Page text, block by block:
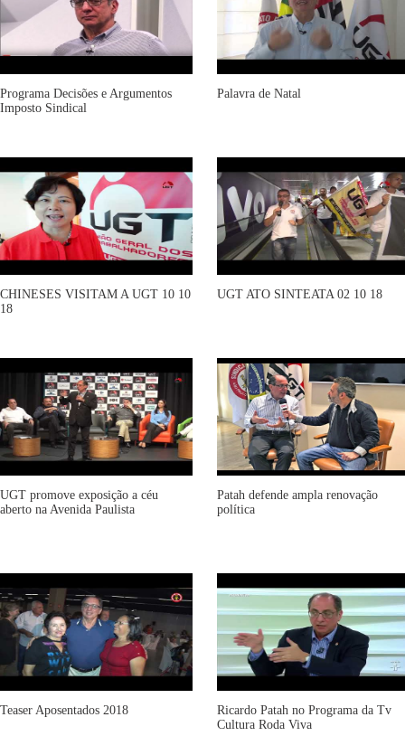
Programa Decisões e Argumentos
Imposto Sindical
Palavra de Natal
CHINESES VISITAM A UGT 10 10
18
UGT ATO SINTEATA 02 10 18
UGT promove exposição a céu
aberto na Avenida Paulista
Patah defende ampla renovação
política
Teaser Aposentados 2018
Ricardo Patah no Programa da Tv
Cultura Roda Viva